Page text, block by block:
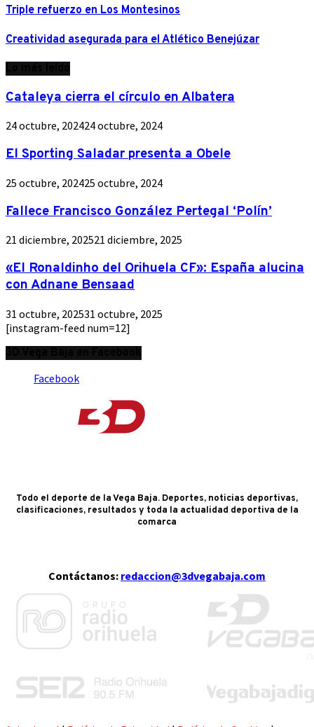
Triple refuerzo en Los Montesinos
Creatividad asegurada para el Atlético Benejúzar
Cataleya cierra el círculo en Albatera
24 octubre, 202424 octubre, 2024
El Sporting Saladar presenta a Obele
25 octubre, 202425 octubre, 2024
Fallece Francisco González Pertegal ‘Polín’
21 diciembre, 202521 diciembre, 2025
«El Ronaldinho del Orihuela CF»: España alucina
con Adnane Bensaad
31 octubre, 202531 octubre, 2025
[instagram-feed num=12]
Facebook
Todo el deporte de la Vega Baja. Deportes, noticias deportivas,
clasificaciones, resultados y toda la actualidad deportiva de la
comarca
Contáctanos: redaccion@3dvegabaja.com